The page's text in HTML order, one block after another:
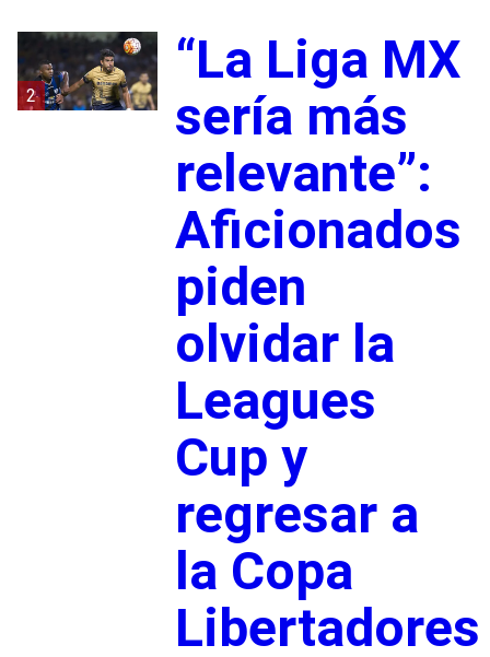
2
“La Liga MX
sería más
relevante”:
Aficionados
piden
olvidar la
Leagues
Cup y
regresar a
la Copa
Libertadores